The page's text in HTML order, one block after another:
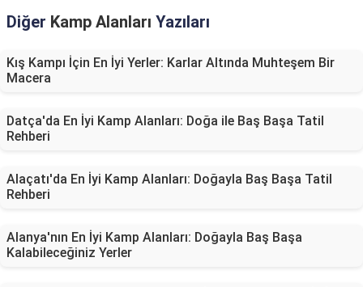
Diğer Kamp Alanları Yazıları
Kış Kampı İçin En İyi Yerler: Karlar Altında Muhteşem Bir
Macera
Datça'da En İyi Kamp Alanları: Doğa ile Baş Başa Tatil
Rehberi
Alaçatı'da En İyi Kamp Alanları: Doğayla Baş Başa Tatil
Rehberi
Alanya'nın En İyi Kamp Alanları: Doğayla Baş Başa
Kalabileceğiniz Yerler